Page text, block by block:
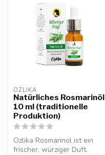
OZLIKA
Natürliches Rosmarinöl
10 ml (traditionelle
Produktion)
Ozlika Rosmarinöl ist ein
frischer, würziger Duft.